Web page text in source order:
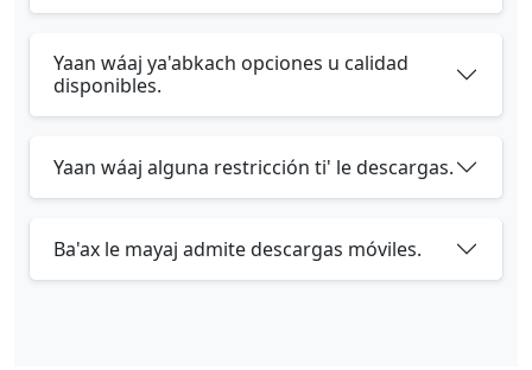
Yaan wáaj ya'abkach opciones u calidad
disponibles.
Yaan wáaj alguna restricción ti' le descargas.
Ba'ax le mayaj admite descargas móviles.